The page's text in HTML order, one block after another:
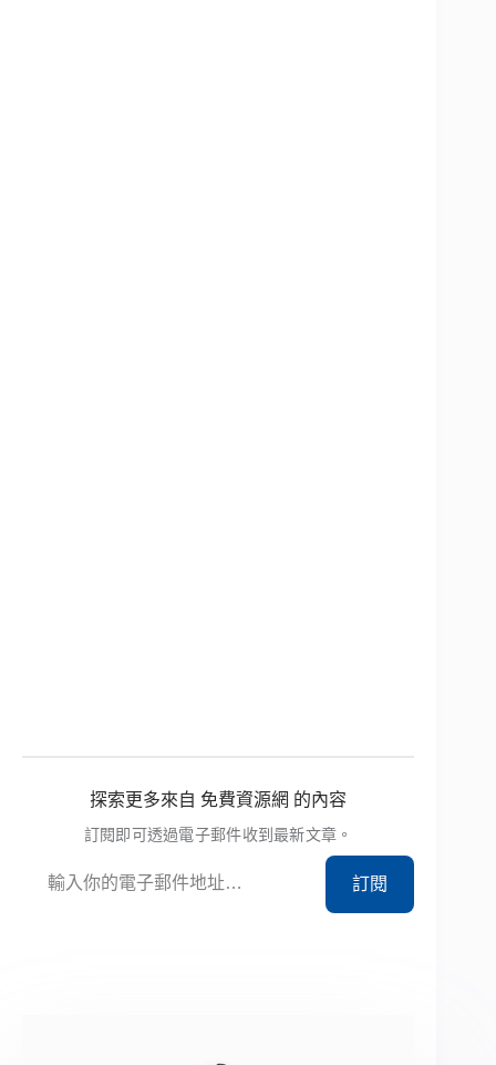
探索更多來自 免費資源網 的內容
訂閱即可透過電子郵件收到最新文章。
訂閱